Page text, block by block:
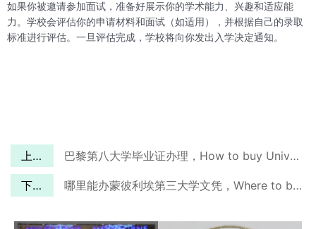
如果你被邀请参加面试，准备好展示你的学术能力、兴趣和适应能
力。学校会评估你的申请材料和面试（如适用），并根据自己的录取
标准进行评估。一旦评估完成，学校将向你发出入学决定通知。
上一篇 巴黎第八大学毕业证办理，How to buy Université de Paris VIII diploma?
下一篇 哪里能办蒙彼利埃第三大学文凭，Where to buy a fake UPVM3 diploma?